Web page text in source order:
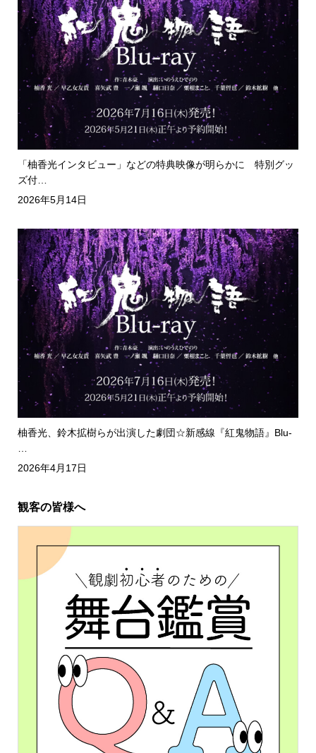
「柚香光インタビュー」などの特典映像が明らかに 特別グッ
ズ付…
2026年5月14日
柚香光、鈴木拡樹らが出演した劇団☆新感線『紅鬼物語』Blu-
…
2026年4月17日
観客の皆様へ